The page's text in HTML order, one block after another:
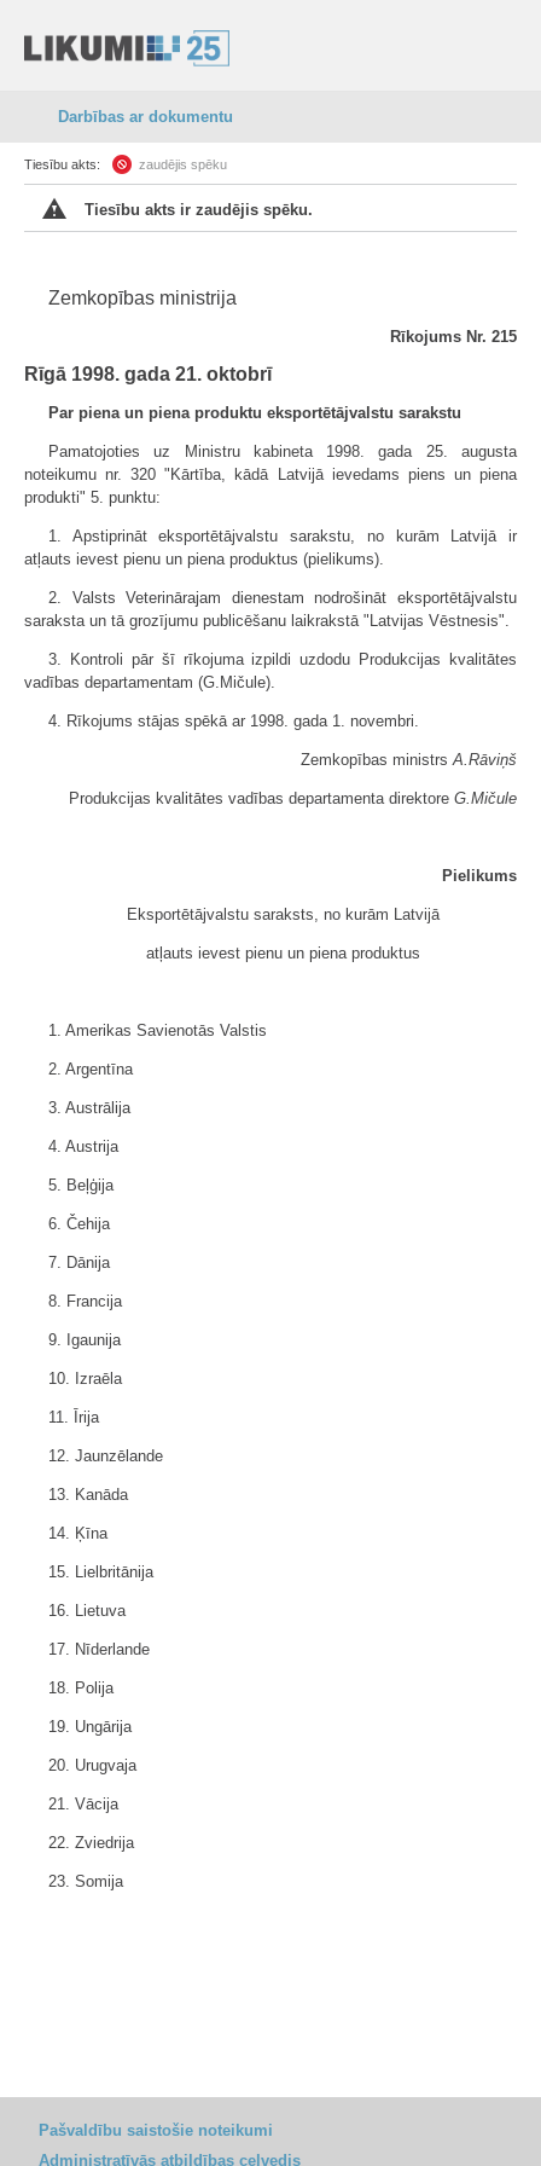
Darbības ar dokumentu
Tiesību akts: zaudējis spēku
Tiesību akts ir zaudējis spēku.
Zemkopības ministrija
Rīkojums Nr. 215
Rīgā 1998. gada 21. oktobrī
Par piena un piena produktu eksportētājvalstu sarakstu
Pamatojoties uz Ministru kabineta 1998. gada 25. augusta
noteikumu nr. 320 "Kārtība, kādā Latvijā ievedams piens un piena
produkti" 5. punktu:
1. Apstiprināt eksportētājvalstu sarakstu, no kurām Latvijā ir
atļauts ievest pienu un piena produktus (pielikums).
2. Valsts Veterinārajam dienestam nodrošināt eksportētājvalstu
saraksta un tā grozījumu publicēšanu laikrakstā "Latvijas Vēstnesis".
3. Kontroli pār šī rīkojuma izpildi uzdodu Produkcijas kvalitātes
vadības departamentam (G.Mičule).
4. Rīkojums stājas spēkā ar 1998. gada 1. novembri.
Zemkopības ministrsA.Rāviņš
Produkcijas kvalitātes vadības departamenta direktore G.Mičule
Pielikums
Eksportētājvalstu saraksts, no kurām Latvijā
atļauts ievest pienu un piena produktus
1. Amerikas Savienotās Valstis
2. Argentīna
3. Austrālija
4. Austrija
5. Beļģija
6. Čehija
7. Dānija
8. Francija
9. Igaunija
10. Izraēla
11. Īrija
12. Jaunzēlande
13. Kanāda
14. Ķīna
15. Lielbritānija
16. Lietuva
17. Nīderlande
18. Polija
19. Ungārija
20. Urugvaja
21. Vācija
22. Zviedrija
23. Somija
Pašvaldību saistošie noteikumi
Administratīvās atbildības ceļvedis